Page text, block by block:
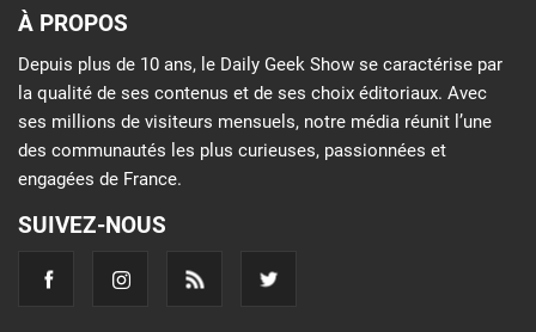
À PROPOS
Depuis plus de 10 ans, le Daily Geek Show se caractérise par
la qualité de ses contenus et de ses choix éditoriaux. Avec
ses millions de visiteurs mensuels, notre média réunit l’une
des communautés les plus curieuses, passionnées et
engagées de France.
SUIVEZ-NOUS